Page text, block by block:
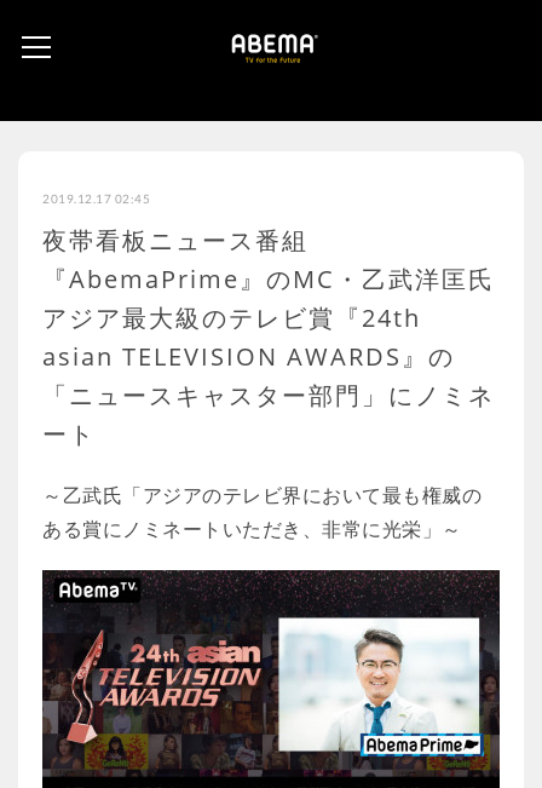
2019.12.17 02:45
夜帯看板ニュース番組
『AbemaPrime』のMC・乙武洋匡氏
アジア最大級のテレビ賞『24th
asian TELEVISION AWARDS』の
「ニュースキャスター部門」にノミネ
ート
～乙武氏「アジアのテレビ界において最も権威の
ある賞にノミネートいただき、非常に光栄」～